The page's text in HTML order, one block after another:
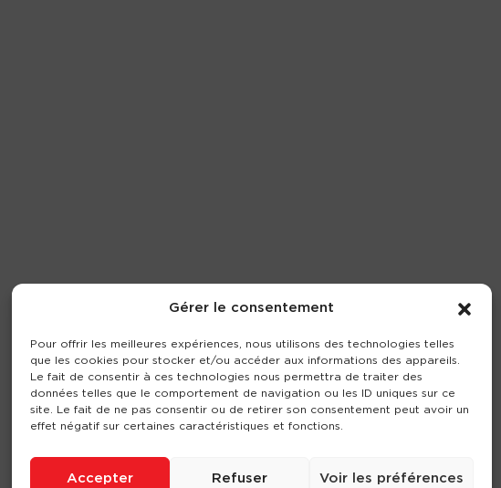
Gérer le consentement
Pour offrir les meilleures expériences, nous utilisons des technologies telles
que les cookies pour stocker et/ou accéder aux informations des appareils.
Le fait de consentir à ces technologies nous permettra de traiter des
données telles que le comportement de navigation ou les ID uniques sur ce
site. Le fait de ne pas consentir ou de retirer son consentement peut avoir un
effet négatif sur certaines caractéristiques et fonctions.
Accepter Refuser Voir les préférences